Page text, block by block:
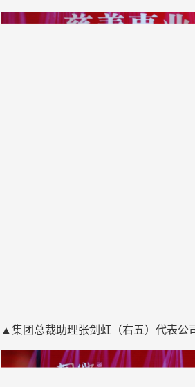
▲集团总裁助理张剑虹（右五）代表公